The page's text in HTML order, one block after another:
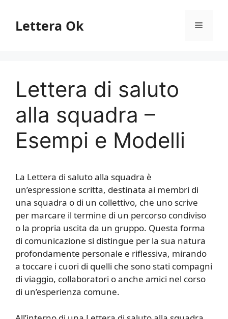
contenuto
Lettera Ok Menu
Lettera di saluto
alla squadra –
Esempi e Modelli
La Lettera di saluto alla squadra è
un’espressione scritta, destinata ai membri di
una squadra o di un collettivo, che uno scrive
per marcare il termine di un percorso condiviso
o la propria uscita da un gruppo. Questa forma
di comunicazione si distingue per la sua natura
profondamente personale e riflessiva, mirando
a toccare i cuori di quelli che sono stati compagni
di viaggio, collaboratori o anche amici nel corso
di un’esperienza comune.